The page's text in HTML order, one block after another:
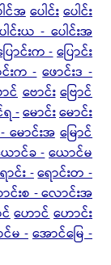
ါင်အ ပေါင်း ပေါင်း
ါင်းယ - ပေါင်းအ
ောင်းက -ပြောင်း
င်းက - ဖောင်းဒ -
င် ဗောင်း ဗြောင်
ရ -မောင်းမောင်း
မောင်းအ မြောင်
ာင်ခ -ယောင်မ
ာင်း -ရောင်းတ -
င်းစ - လောင်းအ
ဟောင်ဟောင်း
မ -အောင်မြေ -